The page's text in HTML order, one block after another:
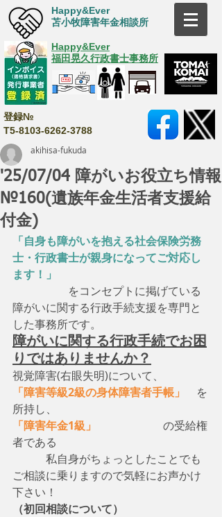
Happy&Ever
苫小牧障害年金相談所
Happy&Ever
福田晃久行政書士事務所
登録№
T5-8103-6262-3788
'25/07/04 障がいお役立ち情報
№160(遺族年金生活者支援給
付金)
akihisa-fukuda
「自身も障がいを抱える社会保険労務
士・行政書士が親身になってご対応し
ます！」
をコンセプトに掲げている
障がいに関する行政手続支援を専門と
した事務所です。
障がいに関する行政手続でお困
りではありませんか？
視覚障害(右眼失明)について、
「障害等級2級の身体障害者手帳」
を
所持し、
「障害年金1級」
の受給権
者である
私自身がちょっとしたことでも
ご相談に乗りますので気軽にお声かけ
下さい！
（初回相談について）